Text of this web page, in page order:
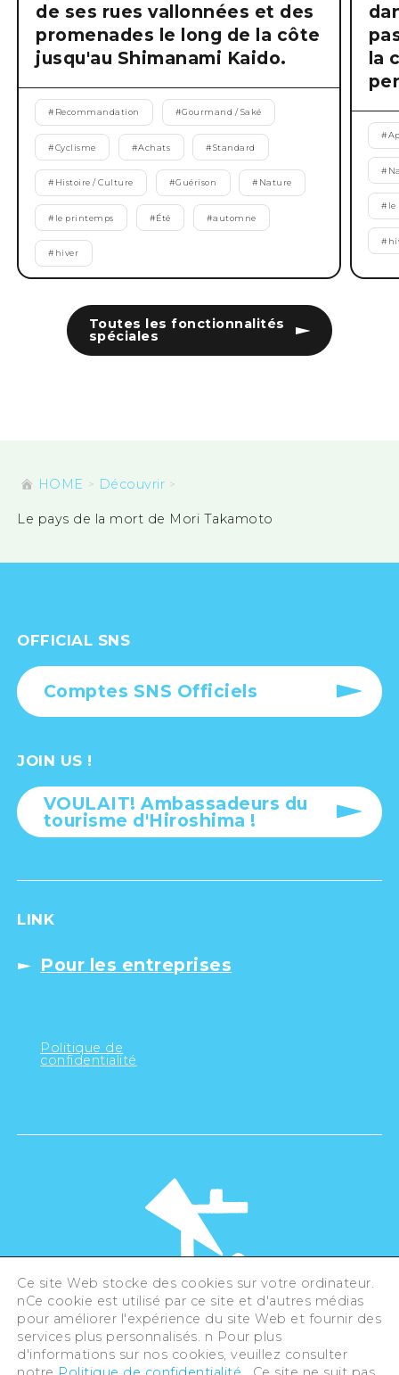
Toutes les fonctionnalités
spéciales
de ses rues vallonnées et des
promenades le long de la côte
jusqu'au Shimanami Kaido.
# Recommandation #Gourmand / Saké
#Cyclisme #Achats #Standard
# Histoire / Culture #Guérison # Nature
# le printemps #Été #automne
# hiver
la
#
#
#
#
HOME Découvrir
Le pays de la mort de Mori Takamoto
OFFICIAL SNS
Comptes SNS Officiels
JOIN US !
VOULAIT! Ambassadeurs du
tourisme d'Hiroshima !
LINK
Pour les entreprises
Politique de
confidentialité
©Hiroshima Tourism Association /
Hiroshima Prefecture / Hiroshima City .
All rights reserved
Ce site Web stocke des cookies sur votre ordinateur.
nCe cookie est utilisé par ce site et d'autres médias
pour améliorer l'expérience du site Web et fournir des
services plus personnalisés. n Pour plus
d'informations sur nos cookies, veuillez consulter